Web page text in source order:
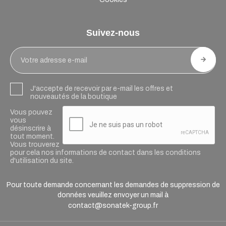
Suivez-nous
J'accepte de recevoir par e-mail les offres et
nouveautés de la boutique
Vous pouvez
vous
désinscrire à
tout moment.
Vous trouverez
pour cela nos informations de contact dans les conditions
d'utilisation du site.
Pour toute demande concernant les demandes de suppression de
données veuillez envoyer un mail à
contact@sonatek-group.fr